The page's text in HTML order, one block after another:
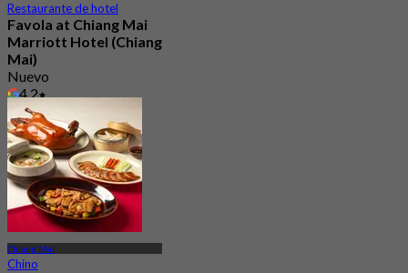
Restaurante de hotel
Favola at Chiang Mai
Marriott Hotel (Chiang
Mai)
Nuevo
4.2
Desde
Chiang Mai
Chino